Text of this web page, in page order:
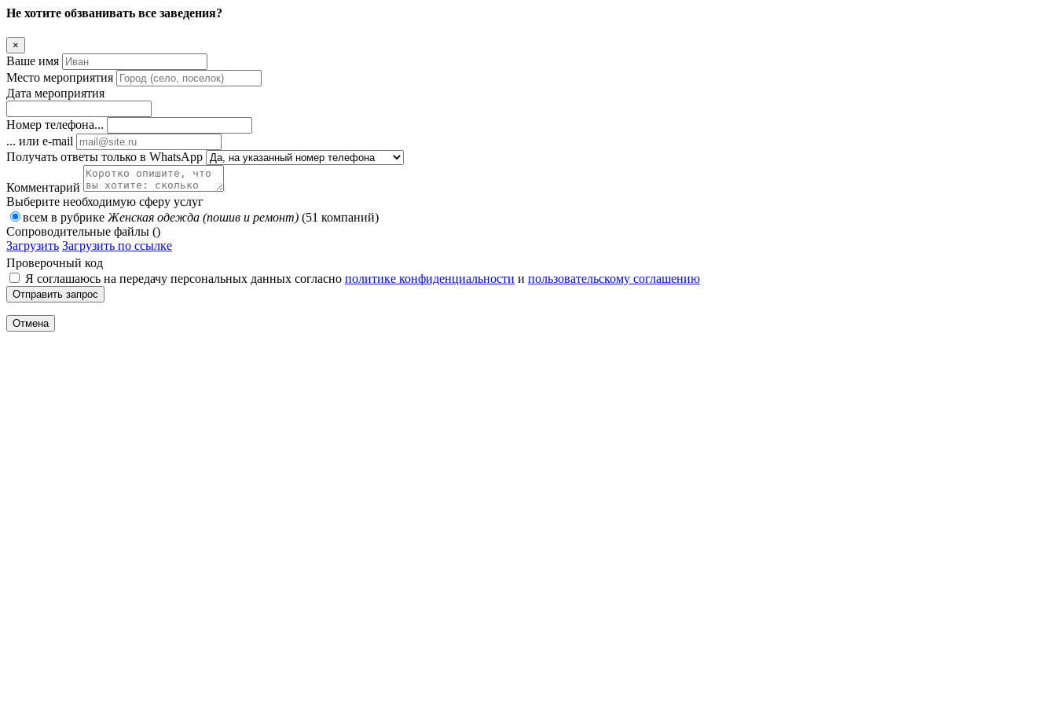
Не хотите обзванивать все заведения?
×
Ваше имя
Место мероприятия
Дата мероприятия
Номер телефона...
... или e-mail
Получать ответы только в WhatsApp
Комментарий
Выберите необходимую сферу услуг
всем в рубрике Женская одежда (пошив и ремонт) (51 компаний)
Сопроводительные файлы ()
Загрузить Загрузить по ссылке
Проверочный код
Я соглашаюсь на передачу персональных данных согласно политике конфиденциальности и пользовательскому соглашению
Отправить запрос
Отмена